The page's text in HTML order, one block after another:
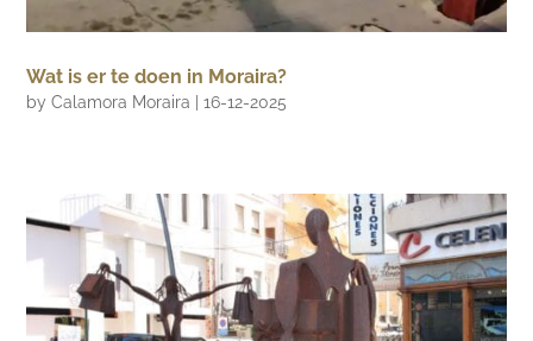
Wat is er te doen in Moraira?
byCalamora Moraira |16-12-2025